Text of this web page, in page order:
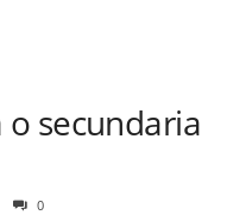
secundaria
0